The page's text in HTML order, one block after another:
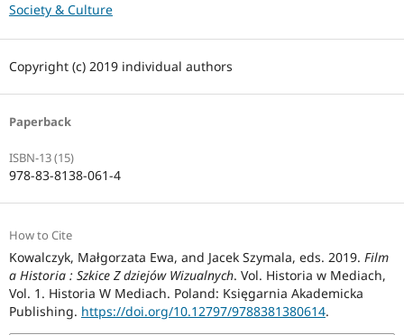
Society & Culture
Copyright (c) 2019 individual authors
Paperback
ISBN-13 (15)
978-83-8138-061-4
How to Cite
Kowalczyk, Małgorzata Ewa, and Jacek Szymala, eds. 2019. Film
a Historia : Szkice Z dziejów Wizualnych. Vol. Historia w Mediach,
Vol. 1. Historia W Mediach. Poland: Księgarnia Akademicka
Publishing. https://doi.org/10.12797/9788381380614.